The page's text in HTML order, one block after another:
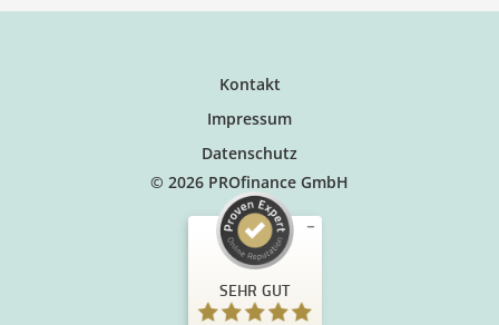
Kontakt
Impressum
Datenschutz
© 2026 PROfinance GmbH
SEHR GUT